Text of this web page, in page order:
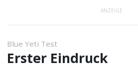
ANZEIGE
Blue Yeti Test
Erster Eindruck